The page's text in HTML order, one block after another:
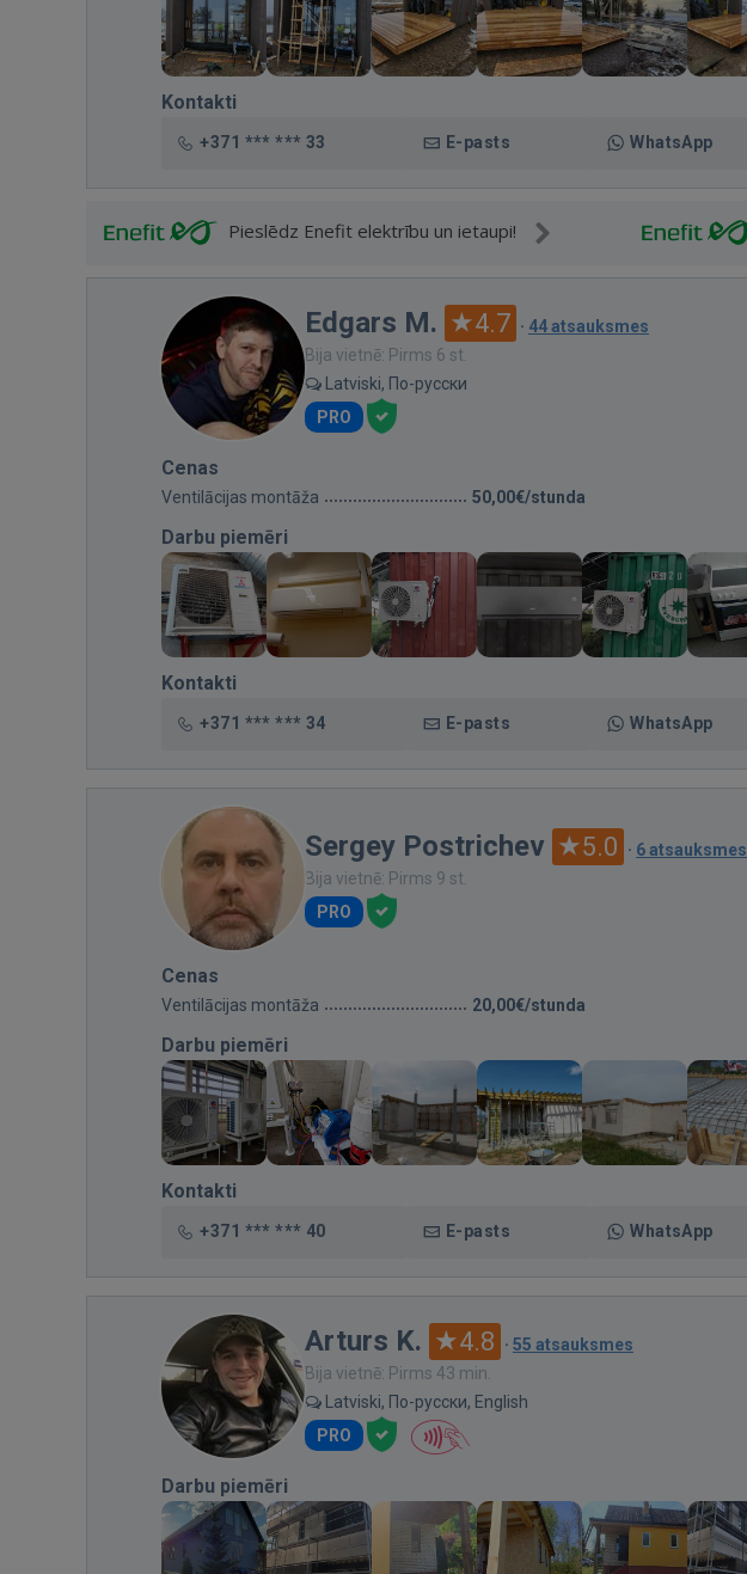
Kontakti
+371 *** *** 33 E-pasts WhatsApp
Pieslēdz Enefit elektrību un ietaupi!
Edgars M. 4.7 · 44 atsauksmes
Bija vietnē: Pirms 6 st.
Latviski, По-русски
PRO
Cenas
Ventilācijas montāža 50,00€/stunda
Darbu piemēri
Kontakti
+371 *** *** 34 E-pasts WhatsApp
Sergey Postrichev 5.0 · 6 atsauksmes
Bija vietnē: Pirms 9 st.
PRO
Cenas
Ventilācijas montāža 20,00€/stunda
Darbu piemēri
Kontakti
+371 *** *** 40 E-pasts WhatsApp
Arturs K. 4.8 · 55 atsauksmes
Bija vietnē: Pirms 43 min.
Latviski, По-русски, English
PRO
Darbu piemēri